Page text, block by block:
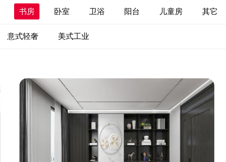
书房 卧室 卫浴 阳台 儿童房 其它
意式轻奢 美式工业